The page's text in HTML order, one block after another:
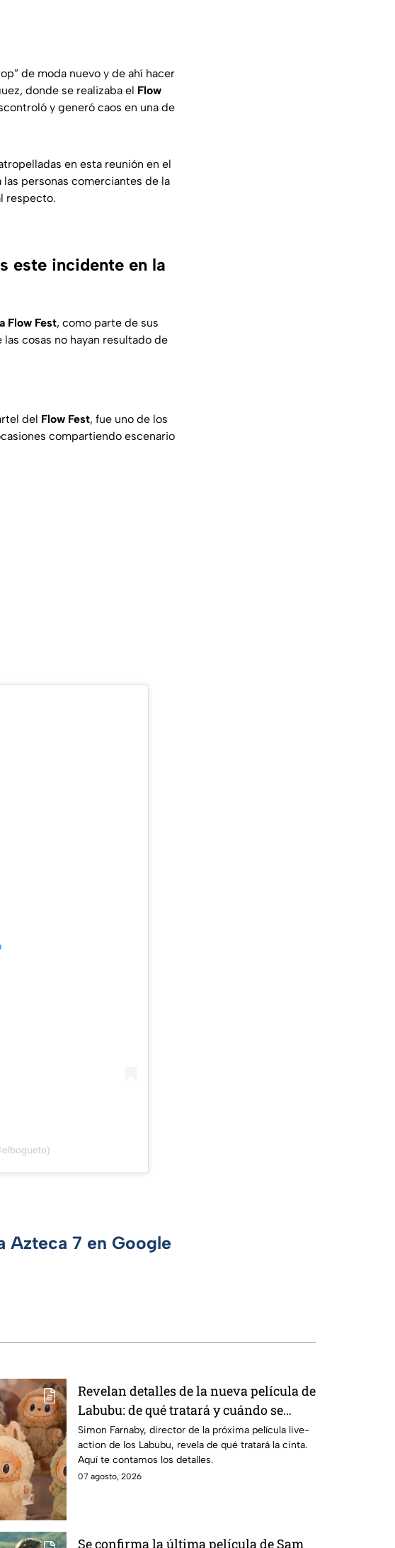
de moda nuevo y de ahí hacer
donde se realizaba el Flow
y generó caos en una de
en esta reunión en el
personas comerciantes de la
respecto.
este incidente en la
Flow Fest, como parte de sus
cosas no hayan resultado de
del Flow Fest, fue uno de los
compartiendo escenario
Azteca 7 en Google
Revelan detalles de la nueva película de
Labubu: de qué tratará y cuándo se
estrena
Simon Farnaby, director de la próxima película live-
action de los Labubu, revela de qué tratará la cinta.
Aquí te contamos los detalles.
07 agosto, 2026
Se confirma la última película de Sam